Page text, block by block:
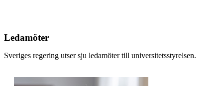
Ledamöter
Sveriges regering utser sju ledamöter till universitetsstyrelsen.